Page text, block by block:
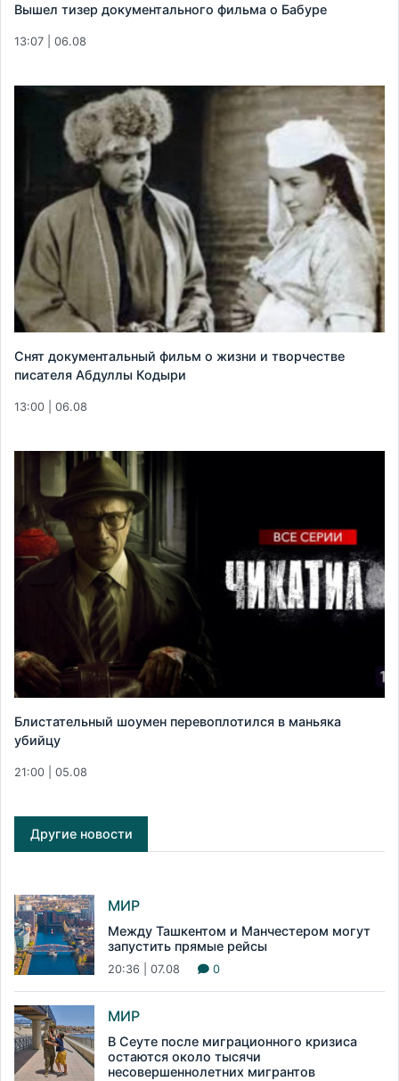
Вышел тизер документального фильма о Бабуре
13:07 | 06.08
Снят документальный фильм о жизни и творчестве
писателя Абдуллы Кодыри
13:00 | 06.08
Блистательный шоумен перевоплотился в маньяка
убийцу
21:00 | 05.08
Другие новости
МИР
Между Ташкентом и Манчестером могут
запустить прямые рейсы
20:36 | 07.08 0
МИР
В Сеуте после миграционного кризиса
остаются около тысячи
несовершеннолетних мигрантов